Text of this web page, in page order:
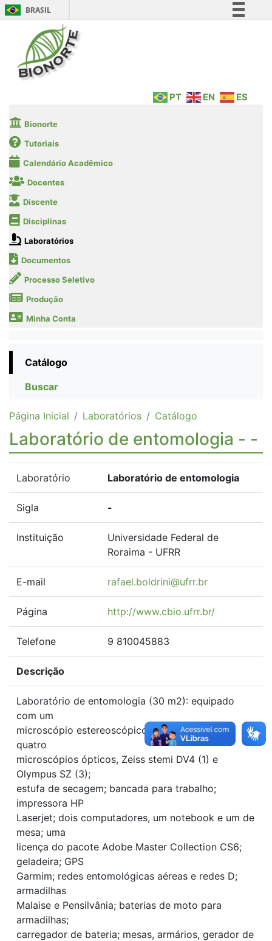
BRASIL
Legislação
PT EN ES
Bionorte
Tutoriais
Calendário Acadêmico
Docentes
Discente
Disciplinas
Laboratórios
Documentos
Processo Seletivo
Produção
Minha Conta
Catálogo
Buscar
Página Inicial Laboratórios Catálogo
Laboratório de entomologia - -
Laboratório Laboratório de entomologia
Sigla -
Instituição
Universidade Federal de
Roraima - UFRR
E-mail rafael.boldrini@ufrr.br
Página http://www.cbio.ufrr.br/
Telefone 9 810045883
Descrição
Laboratório de entomologia (30 m2): equipado
com um
microscópio estereoscópico Olympus CX21 (1);
quatro
microscópios ópticos, Zeiss stemi DV4 (1) e
Olympus SZ (3);
estufa de secagem; bancada para trabalho;
impressora HP
Laserjet; dois computadores, um notebook e um de
mesa; uma
licença do pacote Adobe Master Collection CS6;
geladeira; GPS
Garmim; redes entomológicas aéreas e redes D;
armadilhas
Malaise e Pensilvânia; baterias de moto para
armadilhas;
carregador de bateria; mesas, armários, gerador de